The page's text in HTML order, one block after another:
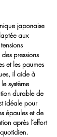
japonaise
aux
pressions
et les paumes
il aide à
système
durable de
idéale pour
épaules et de
après l’effort